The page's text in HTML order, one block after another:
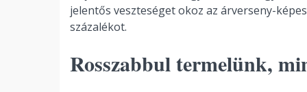
jelentős veszteséget okoz az árverseny-
százalékot.
Rosszabbul termelünk,